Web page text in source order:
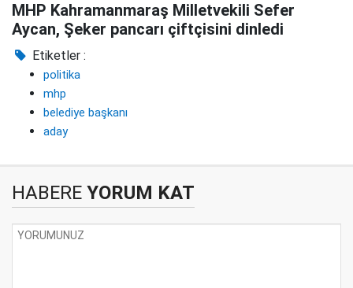
MHP Kahramanmaraş Milletvekili Sefer
Aycan, Şeker pancarı çiftçisini dinledi
Etiketler :
politika
mhp
belediye başkanı
aday
HABERE YORUM KAT